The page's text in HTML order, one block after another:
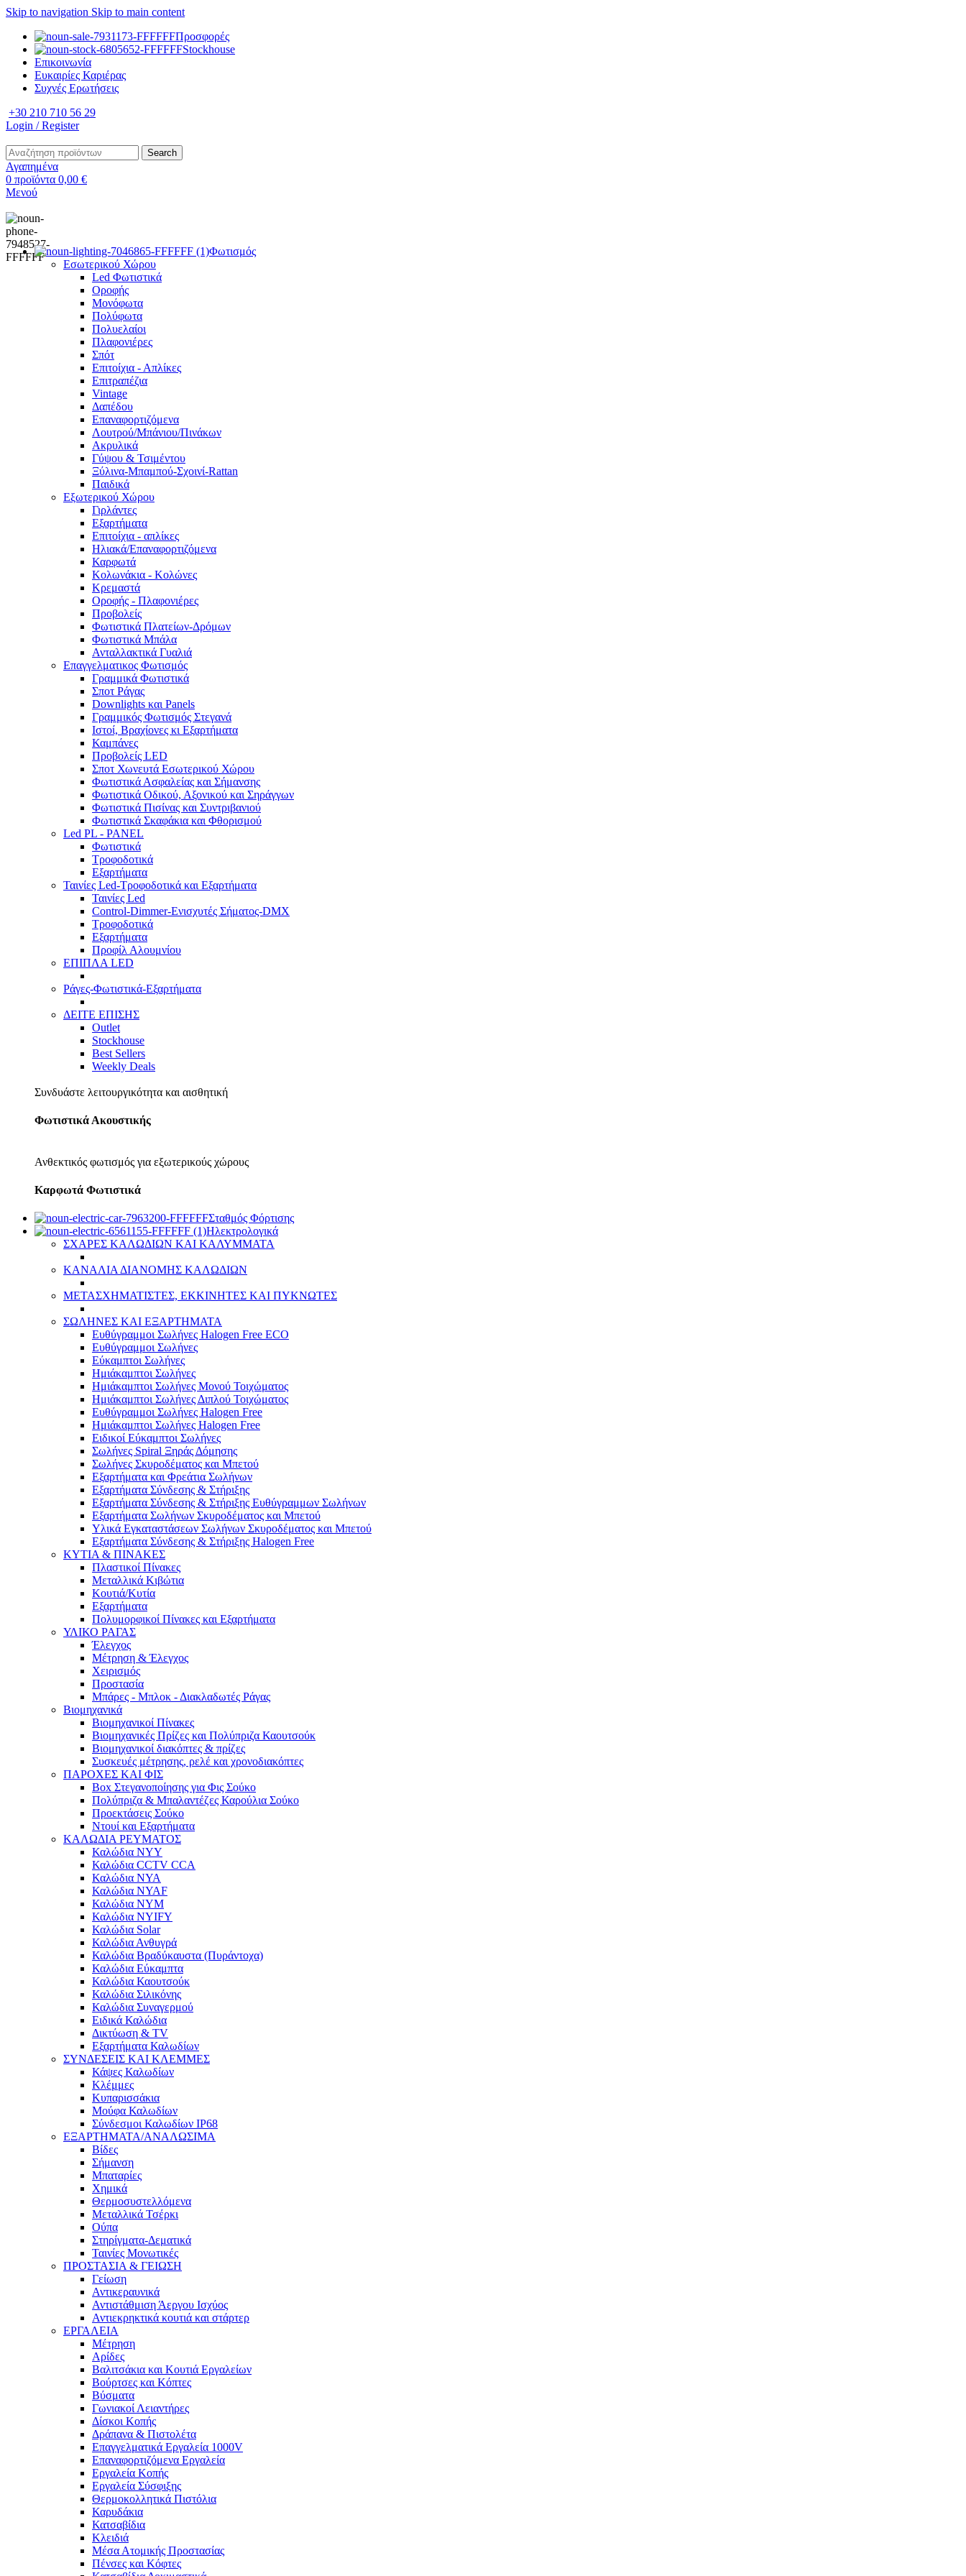
Skip to navigation Skip to main content
Προσφορές
Stockhouse
Επικοινωνία
Ευκαιρίες Καριέρας
Συχνές Ερωτήσεις
+30 210 710 56 29
Login / Register
Search
Αγαπημένα
0 προϊόντα 0,00 €
Μενού
Φωτισμός
Εσωτερικού Χώρου
Led Φωτιστικά
Οροφής
Μονόφωτα
Πολύφωτα
Πολυελαίοι
Πλαφονιέρες
Σπότ
Επιτοίχια - Απλίκες
Επιτραπέζια
Vintage
Δαπέδου
Επαναφορτιζόμενα
Λουτρού/Μπάνιου/Πινάκων
Ακρυλικά
Γύψου & Τσιμέντου
Ξύλινα-Μπαμπού-Σχοινί-Rattan
Παιδικά
Εξωτερικού Χώρου
Γιρλάντες
Εξαρτήματα
Επιτοίχια - απλίκες
Ηλιακά/Επαναφορτιζόμενα
Καρφωτά
Κολωνάκια - Κολώνες
Κρεμαστά
Οροφής - Πλαφονιέρες
Προβολείς
Φωτιστικά Πλατείων-Δρόμων
Φωτιστικά Μπάλα
Ανταλλακτικά Γυαλιά
Επαγγελματικος Φωτισμός
Γραμμικά Φωτιστικά
Σποτ Ράγας
Downlights και Panels
Γραμμικός Φωτισμός Στεγανά
Ιστοί, Βραχίονες κι Εξαρτήματα
Καμπάνες
Προβολείς LED
Σποτ Χωνευτά Εσωτερικού Χώρου
Φωτιστικά Ασφαλείας και Σήμανσης
Φωτιστικά Οδικού, Αξονικού και Σηράγγων
Φωτιστικά Πισίνας και Συντριβανιού
Φωτιστικά Σκαφάκια και Φθορισμού
Led PL - PANEL
Φωτιστικά
Τροφοδοτικά
Εξαρτήματα
Ταινίες Led-Τροφοδοτικά και Εξαρτήματα
Ταινίες Led
Control-Dimmer-Ενισχυτές Σήματος-DMX
Τροφοδοτικά
Εξαρτήματα
Προφίλ Αλουμνίου
ΕΠΙΠΛΑ LED
Ράγες-Φωτιστικά-Εξαρτήματα
ΔΕΙΤΕ ΕΠΙΣΗΣ
Outlet
Stockhouse
Best Sellers
Weekly Deals
Συνδυάστε λειτουργικότητα και αισθητική
Φωτιστικά Ακουστικής
Ανθεκτικός φωτισμός για εξωτερικούς χώρους
Καρφωτά Φωτιστικά
Σταθμός Φόρτισης
Ηλεκτρολογικά
ΣΧΑΡΕΣ ΚΑΛΩΔΙΩΝ ΚΑΙ ΚΑΛΥΜΜΑΤΑ
ΚΑΝΑΛΙΑ ΔΙΑΝΟΜΗΣ ΚΑΛΩΔΙΩΝ
ΜΕΤΑΣΧΗΜΑΤΙΣΤΕΣ, ΕΚΚΙΝΗΤΕΣ ΚΑΙ ΠΥΚΝΩΤΕΣ
ΣΩΛΗΝΕΣ ΚΑΙ ΕΞΑΡΤΗΜΑΤΑ
Ευθύγραμμοι Σωλήνες Halogen Free ECO
Ευθύγραμμοι Σωλήνες
Εύκαμπτοι Σωλήνες
Ημιάκαμπτοι Σωλήνες
Ημιάκαμπτοι Σωλήνες Μονού Τοιχώματος
Ημιάκαμπτοι Σωλήνες Διπλού Τοιχώματος
Ευθύγραμμοι Σωλήνες Halogen Free
Ημιάκαμπτοι Σωλήνες Halogen Free
Ειδικοί Εύκαμπτοι Σωλήνες
Σωλήνες Spiral Ξηράς Δόμησης
Σωλήνες Σκυροδέματος και Μπετού
Εξαρτήματα και Φρεάτια Σωλήνων
Εξαρτήματα Σύνδεσης & Στήριξης
Εξαρτήματα Σύνδεσης & Στήριξης Ευθύγραμμων Σωλήνων
Εξαρτήματα Σωλήνων Σκυροδέματος και Μπετού
Υλικά Εγκαταστάσεων Σωλήνων Σκυροδέματος και Μπετού
Εξαρτήματα Σύνδεσης & Στήριξης Halogen Free
ΚΥΤΙΑ & ΠΙΝΑΚΕΣ
Πλαστικοί Πίνακες
Μεταλλικά Κιβώτια
Κουτιά/Κυτία
Εξαρτήματα
Πολυμορφικοί Πίνακες και Εξαρτήματα
ΥΛΙΚΟ ΡΑΓΑΣ
Έλεγχος
Μέτρηση & Έλεγχος
Χειρισμός
Προστασία
Μπάρες - Μπλοκ - Διακλαδωτές Ράγας
Βιομηχανικά
Βιομηχανικοί Πίνακες
Βιομηχανικές Πρίζες και Πολύπριζα Καουτσούκ
Βιομηχανικοί διακόπτες & πρίζες
Συσκευές μέτρησης, ρελέ και χρονοδιακόπτες
ΠΑΡΟΧΕΣ ΚΑΙ ΦΙΣ
Box Στεγανοποίησης για Φις Σούκο
Πολύπριζα & Μπαλαντέζες Καρούλια Σούκο
Προεκτάσεις Σούκο
Ντουί και Εξαρτήματα
ΚΑΛΩΔΙΑ ΡΕΥΜΑΤΟΣ
Καλώδια NYY
Καλώδια CCTV CCA
Καλώδια NYA
Καλώδια NYAF
Καλώδια NYM
Καλώδια NYIFY
Καλώδια Solar
Καλώδια Ανθυγρά
Καλώδια Βραδύκαυστα (Πυράντοχα)
Καλώδια Εύκαμπτα
Καλώδια Καουτσούκ
Καλώδια Σιλικόνης
Καλώδια Συναγερμού
Ειδικά Καλώδια
Δικτύωση & TV
Εξαρτήματα Καλωδίων
ΣΥΝΔΕΣΕΙΣ ΚΑΙ ΚΛΕΜΜΕΣ
Κάψες Καλωδίων
Κλέμμες
Κυπαρισσάκια
Μούφα Καλωδίων
Σύνδεσμοι Καλωδίων IP68
ΕΞΑΡΤΗΜΑΤΑ/ΑΝΑΛΩΣΙΜΑ
Βίδες
Σήμανση
Μπαταρίες
Χημικά
Θερμοσυστελλόμενα
Μεταλλικά Τσέρκι
Ούπα
Στηρίγματα-Δεματικά
Ταινίες Μονωτικές
ΠΡΟΣΤΑΣΙΑ & ΓΕΙΩΣΗ
Γείωση
Αντικεραυνικά
Αντιστάθμιση Άεργου Ισχύος
Αντιεκρηκτικά κουτιά και στάρτερ
ΕΡΓΑΛΕΙΑ
Μέτρηση
Αρίδες
Βαλιτσάκια και Κουτιά Εργαλείων
Βούρτσες και Κόπτες
Βύσματα
Γωνιακοί Λειαντήρες
Δίσκοι Κοπής
Δράπανα & Πιστολέτα
Επαγγελματικά Εργαλεία 1000V
Επαναφορτιζόμενα Εργαλεία
Εργαλεία Κοπής
Εργαλεία Σύσφιξης
Θερμοκολλητικά Πιστόλια
Καρυδάκια
Κατσαβίδια
Κλειδιά
Μέσα Ατομικής Προστασίας
Πένσες και Κόφτες